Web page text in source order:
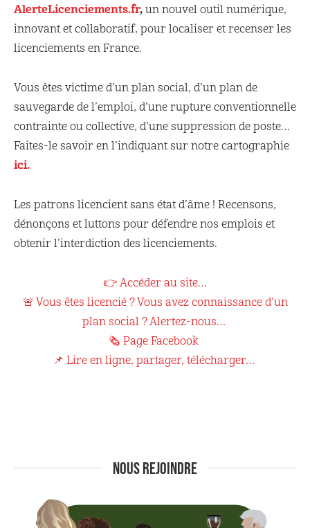
AlerteLicenciements.fr, un nouvel outil numérique,
innovant et collaboratif, pour localiser et recenser les
licenciements en France.
Vous êtes victime d’un plan social, d’un plan de
sauvegarde de l’emploi, d’une rupture conventionnelle
contrainte ou collective, d’une suppression de poste…
Faites-le savoir en l’indiquant sur notre cartographie
ici.
Les patrons licencient sans état d’âme ! Recensons,
dénonçons et luttons pour défendre nos emplois et
obtenir l’interdiction des licenciements.
👉 Accéder au site…
🚨 Vous êtes licencié ? Vous avez connaissance d’un
plan social ? Alertez-nous…
🗞 Page Facebook
📌 Lire en ligne, partager, télécharger…
NOUS REJOINDRE